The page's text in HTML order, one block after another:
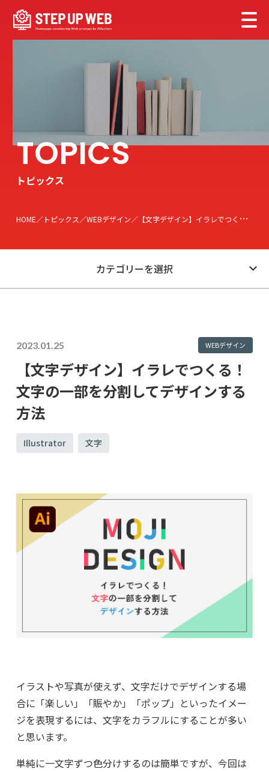
トピックス
HOME トピックス WEBデザイン 【文字デザイン】イラレでつくる！文字の一部を分割してデザインする方法
カテゴリーを選択
2023.01.25 WEBデザイン
【文字デザイン】イラレでつくる！
文字の一部を分割してデザインする
方法
Illustrator 文字
イラストや写真が使えず、文字だけでデザインする場
合に「楽しい」「賑やか」「ポップ」といったイメー
ジを表現するには、文字をカラフルにすることが多い
と思います。
単純に一文字ずつ色分けするのは簡単ですが、今回は